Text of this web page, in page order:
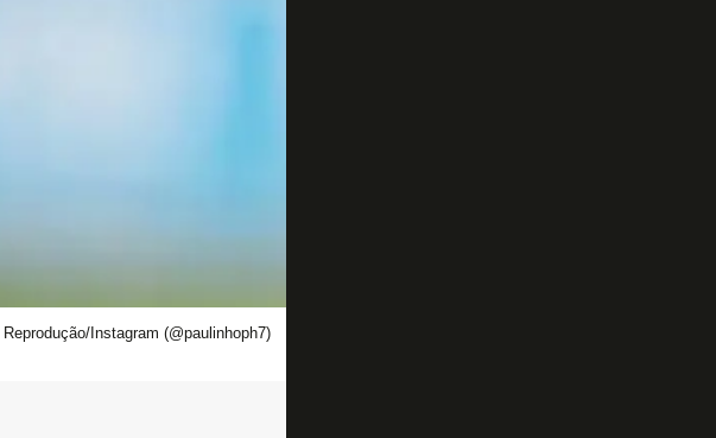
Reprodução/Instagram (@paulinhoph7)